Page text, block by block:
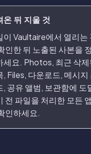
온 뒤 지울 것
이 Vaultaire에서 열리는
인한 뒤 노출된 사본을 정
세요. Photos, 최근 삭제
, Files, 다운로드, 메시지
, 공유 앨범, 보관함에 도
전 파일을 처리한 모든 앱
인하세요.